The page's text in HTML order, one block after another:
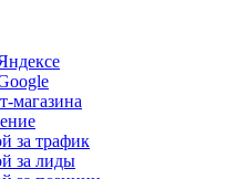
магазина
за трафик
за лиды